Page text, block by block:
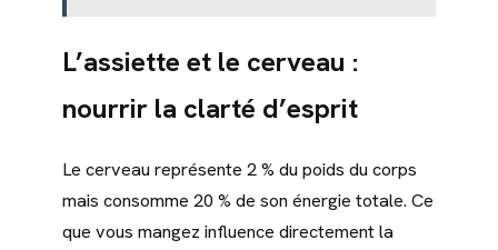
L’assiette et le cerveau :
nourrir la clarté d’esprit
Le cerveau représente 2 % du poids du corps
mais consomme 20 % de son énergie totale. Ce
que vous mangez influence directement la